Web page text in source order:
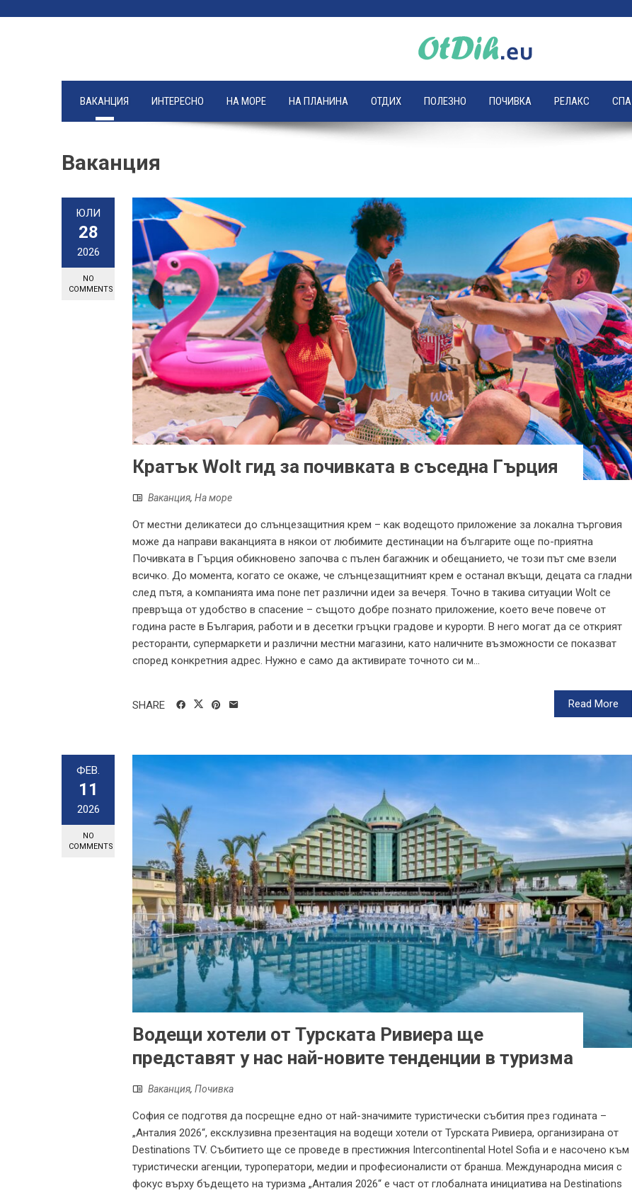
ВАКАНЦИЯ ИНТЕРЕСНО НА МОРЕ НА ПЛАНИНА ОТДИХ ПОЛЕЗНО ПОЧИВКА РЕЛАКС СПА
Ваканция
ЮЛИ
28
2026
NO
COMMENTS
Кратък Wolt гид за почивката в съседна Гърция
Ваканция, На море
От местни деликатеси до слънцезащитния крем – как водещото приложение за локална търговия
може да направи ваканцията в някои от любимите дестинации на българите още по-приятна
Почивката в Гърция обикновено започва с пълен багажник и обещанието, че този път сме взели
всичко. До момента, когато се окаже, че слънцезащитният крем е останал вкъщи, децата са гладни
след пътя, а компанията има поне пет различни идеи за вечеря. Точно в такива ситуации Wolt се
превръща от удобство в спасение – същото добре познато приложение, което вече повече от
година расте в България, работи и в десетки гръцки градове и курорти. В него могат да се открият
ресторанти, супермаркети и различни местни магазини, като наличните възможности се показват
според конкретния адрес. Нужно е само да активирате точното си м...
Read More
SHARE
ФЕВ.
11
2026
NO
COMMENTS
Водещи хотели от Турската Ривиера ще
представят у нас най-новите тенденции в туризма
Ваканция, Почивка
София се подготвя да посрещне едно от най-значимите туристически събития през годината –
„Анталия 2026“, ексклузивна презентация на водещи хотели от Турската Ривиера, организирана от
Destinations TV. Събитието ще се проведе в престижния Intercontinental Hotel Sofia и е насочено към
туристически агенции, туроператори, медии и професионалисти от бранша. Международна мисия с
фокус върху бъдещето на туризма „Анталия 2026“ е част от глобалната инициатива на Destinations